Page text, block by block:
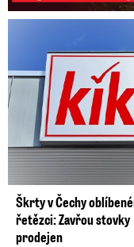
Škrty v Čechy
řetězci: Zavřou stovky
prodejen